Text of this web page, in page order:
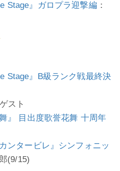
Stage』ガロプラ迎撃編 ：
Stage』B級ランク戦最終決
スト
』 目出度歌誉花舞 十周年
ンタービレ』シンフォニッ
(9/15)